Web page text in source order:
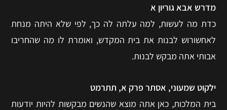
מדרש אבא גוריון א
כדת מה לעשות, למה עלתה לה כך, לפי שלא היתה מנחת
לאחשורוש לבנות את בית המקדש, ואומרת לו מה שהחריבו
אבותי אתה מבקש לבנות.
ילקוט שמעוני, אסתר פרק א, תתרמט
בית המלכות, כאן אתה מוצא שהנשים מבקשות להיות יודעות